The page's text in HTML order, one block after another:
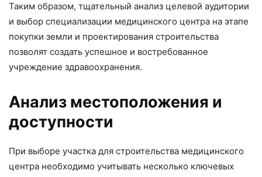
Таким образом, тщательный анализ целевой аудитории
и выбор специализации медицинского центра на этапе
покупки земли и проектирования строительства
позволят создать успешное и востребованное
учреждение здравоохранения.
Анализ местоположения и
доступности
При выборе участка для строительства медицинского
центра необходимо учитывать несколько ключевых